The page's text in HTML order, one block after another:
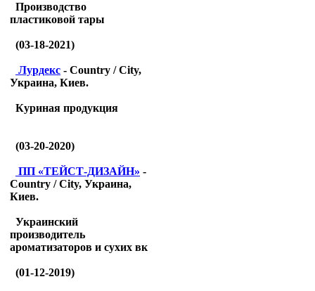
Производство
пластиковой тары
(03-18-2021)
Лурдекс - Country / City,
Украина, Киев.
Куриная продукция
(03-20-2020)
ПП «ТЕЙСТ-ДИЗАЙН» -
Country / City, Украина,
Киев.
Украинский
производитель
ароматизаторов и сухих вк
(01-12-2019)